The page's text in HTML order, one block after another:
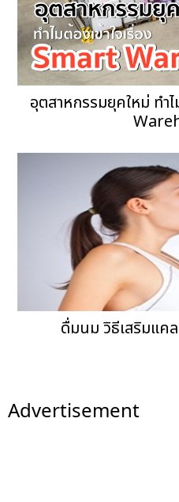
อุตสาหกรรมยุคใหม่ ทำ
ดื่มนม วิธีเสริมแค
Advertisement